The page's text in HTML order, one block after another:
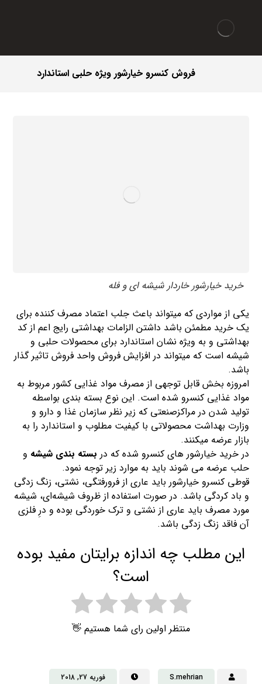
فروش کنسرو خیارشور ویژه حلبی استاندارد
خرید خیارشور خاردار شیشه ای و فله
یکی از مواردی که میتواند باعث جلب اعتماد مصرف کننده برای
یک خرید مطمئن باشد داشتن الزامات بهداشتی رایج اعم از کد
بهداشتی و به ویژه نشان استاندارد برای محصولات حلبی و
شیشه است که میتواند در افزایش فروش واحد فروش تاثیر گذار
باشد.
امروزه بخش قابل توجهی از مصرف مواد غذایی کشور مربوط به
مواد غذایی کنسرو شده است. این نوع بسته بندی بواسطه
تولید شدن در مراکزصنعتی که زیر نظر سازمان غذا و دارو و
وزارت بهداشت محصولاتی با کیفیت مطلوب و استاندارد را به
بازار عرضه میکنند.
در خرید خیارشور های کنسرو شده که در بسته بندی شیشه و
حلب عرضه می شوند باید به موارد زیر توجه نمود.
قوطی کنسرو خیارشور باید عاری از فرورفتگی، نشتی، زنگ زدگی
و باد کردگی باشد. در صورت استفاده از ظروف شیشه‌ای، شیشه
مورد مصرف باید عاری از نشتی و ترک خوردگی بوده و درِ فلزی
آن فاقد زنگ زدگی باشد.
این مطلب چه اندازه برایتان مفید بوده
است؟
منتظر اولین رای شما هستیم 👋
S.mehrian فوریه 27, 2018